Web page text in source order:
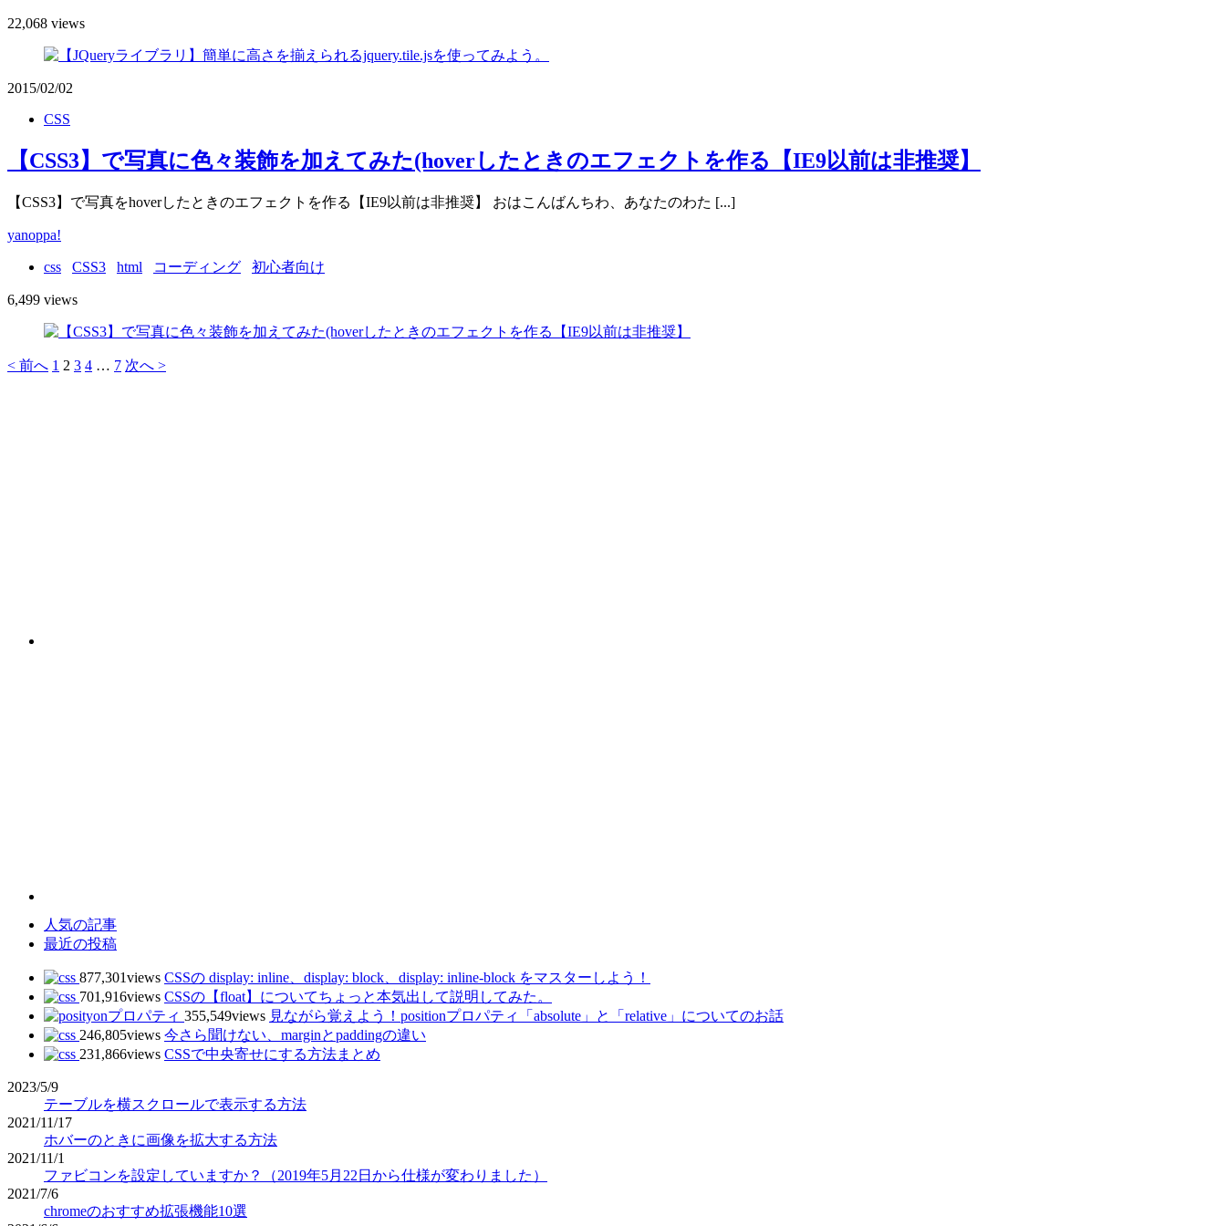
22,068 views
2015/02/02
CSS
【CSS3】で写真に色々装飾を加えてみた(hoverしたときのエフェクトを作る【IE9以前は非推奨】
【CSS3】で写真をhoverしたときのエフェクトを作る【IE9以前は非推奨】 おはこんばんちわ、あなたのわた [...]
yanoppa!
css CSS3 html コーディング 初心者向け
6,499 views
< 前へ 1 2 3 4 … 7 次へ >
人気の記事
最近の投稿
877,301views CSSの display: inline、display: block、display: inline-block をマスターしよう！
701,916views CSSの【float】についてちょっと本気出して説明してみた。
355,549views 見ながら覚えよう！positionプロパティ「absolute」と「relative」についてのお話
246,805views 今さら聞けない、marginとpaddingの違い
231,866views CSSで中央寄せにする方法まとめ
2023/5/9
テーブルを横スクロールで表示する方法
2021/11/17
ホバーのときに画像を拡大する方法
2021/11/1
ファビコンを設定していますか？（2019年5月22日から仕様が変わりました）
2021/7/6
chromeのおすすめ拡張機能10選